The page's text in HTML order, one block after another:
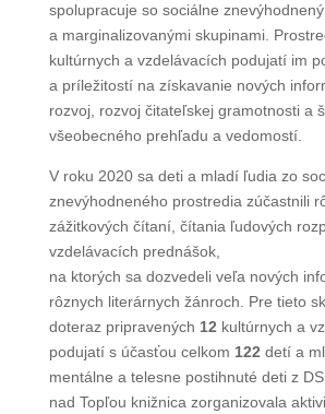
spolupracuje so sociálne
a marginalizovanými skupinami.
kultúrnych a vzdelávacích podujatí im
a príležitostí na získavanie nových
rozvoj, rozvoj čitateľskej gramotnosti a
všeobecného prehľadu a vedomostí.
V roku 2020 sa deti a mladí ľudia zo
znevýhodneného prostredia zúčastnili
zážitkových čítaní, čítania ľudových
vzdelávacích prednášok,
na ktorých sa dozvedeli veľa nových
rôznych literárnych žánroch. Pre tieto
doteraz pripravených 12kultúrnych a
podujatí s účasťou celkom 122detí a
mentálne a telesne postihnuté deti z
nad Topľou knižnica zorganizovala